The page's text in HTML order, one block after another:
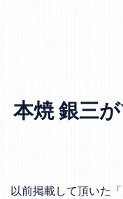
本焼 銀三
以前掲載して頂いた